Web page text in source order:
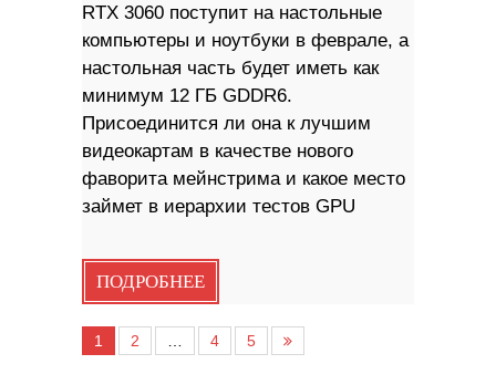
RTX 3060 поступит на настольные
компьютеры и ноутбуки в феврале, а
настольная часть будет иметь как
минимум 12 ГБ GDDR6.
Присоединится ли она к лучшим
видеокартам в качестве нового
фаворита мейнстрима и какое место
займет в иерархии тестов GPU
ПОДРОБНЕЕ
1 2 … 4 5